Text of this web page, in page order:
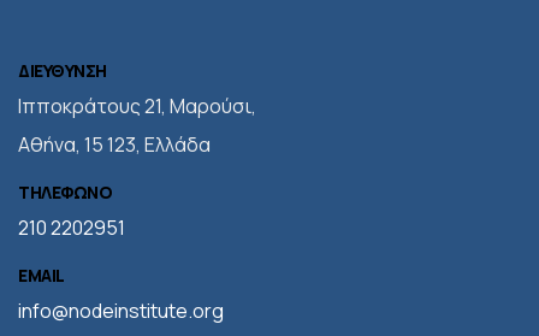
ΔΙΕΥΘΥΝΣΗ
Iπποκράτους 21, Μαρούσι,
Αθήνα, 15 123, Ελλάδα
ΤΗΛΕΦΩΝΟ
210 2202951
EMAIL
info@nodeinstitute.org